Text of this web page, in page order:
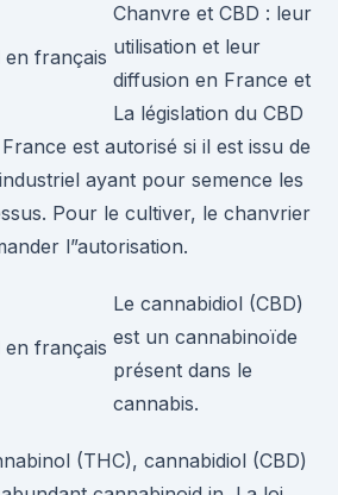
Chanvre et CBD : leur
utilisation et leur
diffusion en France et
La législation du CBD
est autorisé si il est issu de
ayant pour semence les
Pour le cultiver, le chanvrier
l”autorisation.
Le cannabidiol (CBD)
est un cannabinoïde
présent dans le
cannabis.
(THC), cannabidiol (CBD)